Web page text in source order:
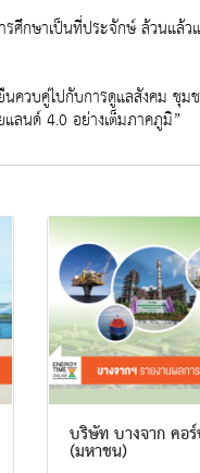
กษาเป็นที่ประจักษ์ ล้วนแล้
วบคู่ไปกับการดูแลสังคม
ลนด์ 4.0 อย่างเต็มภาคภูมิ”
บริษัท บางจาก คอ
(มหาชน)